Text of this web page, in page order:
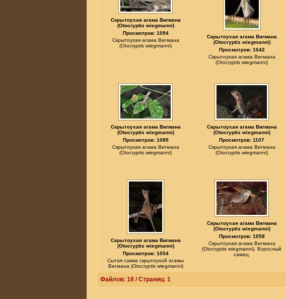
Скрытоухая агама Вигмана
(Otocryptis wiegmanni)
Просмотров: 1094
Скрытоухая агама Вигмана
(Otocryptis wiegmanni)
Скрытоухая агама Вигмана
(Otocryptis wiegmanni)
Просмотров: 1042
Скрытоухая агама Вигмана
(Otocryptis wiegmanni)
Скрытоухая агама Вигмана
(Otocryptis wiegmanni)
Просмотров: 1089
Скрытоухая агама Вигмана
(Otocryptis wiegmanni)
Скрытоухая агама Вигмана
(Otocryptis wiegmanni)
Просмотров: 1107
Скрытоухая агама Вигмана
(Otocryptis wiegmanni)
Скрытоухая агама Вигмана
(Otocryptis wiegmanni)
Просмотров: 1054
Сытая самка скрытоухой агамы
Вигмана (Otocryptis wiegmanni)
Скрытоухая агама Вигмана
(Otocryptis wiegmanni)
Просмотров: 1058
Скрытоухая агама Вигмана
(Otocryptis wiegmanni). Взрослый
самец.
Файлов: 18 / Страниц: 1